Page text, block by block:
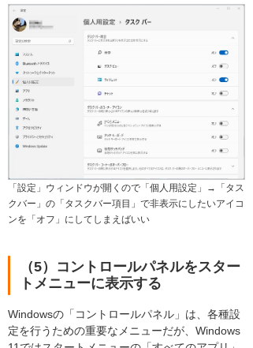
「設定」ウィンドウが開くので「個人用設定」→「タス
クバー」の「タスクバー項目」で非表示にしたいアイコ
ンを「オフ」にしてしまえばいい
（5）コントロールパネルをスター
トメニューに表示する
Windowsの「コントロールパネル」は、各種設
定を行うための重要なメニューだが、Windows